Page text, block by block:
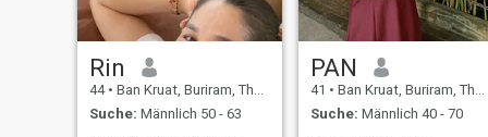
Rin
44 • Ban Kruat, Buriram, Thailand
Suche: Männlich 50 - 63
PAN
41 • Ban Kruat, Buriram, Thailand
Suche: Männlich 40 - 70